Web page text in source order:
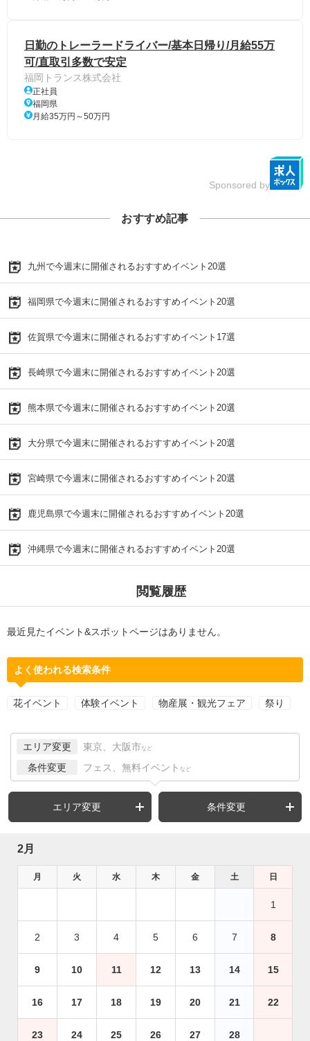
日勤のトレーラードライバー/基本日帰り/月給55万
可/直取引多数で安定
福岡トランス株式会社
正社員
福岡県
月給35万円～50万円
Sponsored by
おすすめ記事
九州で今週末に開催されるおすすめイベント20選
福岡県で今週末に開催されるおすすめイベント20選
佐賀県で今週末に開催されるおすすめイベント17選
長崎県で今週末に開催されるおすすめイベント20選
熊本県で今週末に開催されるおすすめイベント20選
大分県で今週末に開催されるおすすめイベント20選
宮崎県で今週末に開催されるおすすめイベント20選
鹿児島県で今週末に開催されるおすすめイベント20選
沖縄県で今週末に開催されるおすすめイベント20選
閲覧履歴
最近見たイベント&スポットページはありません。
よく使われる検索条件
花イベント 体験イベント 物産展・観光フェア 祭り
エリア変更 東京、大阪市 など
条件変更 フェス、無料イベント など
エリア変更 条件変更
2月
月 火 水 木 金 土 日
1
2 3 4 5 6 7 8
9 10 11 12 13 14 15
16 17 18 19 20 21 22
23 24 25 26 27 28